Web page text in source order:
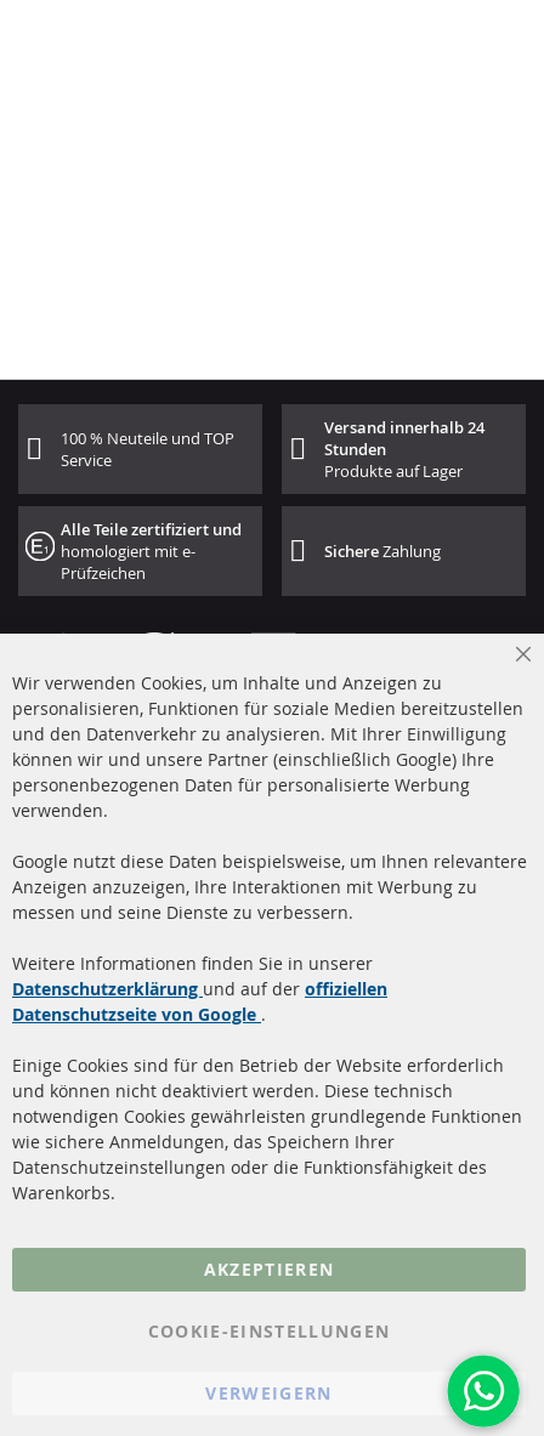
100 % Neuteile und TOP
Service
Versand innerhalb 24
Stunden
Produkte auf Lager
Alle Teile zertifiziert und
homologiert mit e-
Prüfzeichen
SichereZahlung
+49 (0) 4533 799 00 0
Mo-Do: 09-17 Uhr, Fr 09-16 Uhr
info@contra-automotive.de
facebook
instagram
Quick Links
Dieselpartikelfilter (DPF)
Dieselpartikelfilter
Katalysator (KAT)
Sensoren
FAQ
Kundenservice
Über uns
Versandkosten
Kontakt
Vertrag widerrufen
Wir verwenden Cookies, um Inhalte und Anzeigen zu
personalisieren, Funktionen für soziale Medien bereitzustellen
und den Datenverkehr zu analysieren. Mit Ihrer Einwilligung
können wir und unsere Partner (einschließlich Google) Ihre
personenbezogenen Daten für personalisierte Werbung
verwenden.
Google nutzt diese Daten beispielsweise, um Ihnen relevantere
Anzeigen anzuzeigen, Ihre Interaktionen mit Werbung zu
messen und seine Dienste zu verbessern.
Weitere Informationen finden Sie in unserer
Datenschutzerklärung und auf der offiziellen
Datenschutzseite von Google .
Einige Cookies sind für den Betrieb der Website erforderlich
und können nicht deaktiviert werden. Diese technisch
notwendigen Cookies gewährleisten grundlegende Funktionen
wie sichere Anmeldungen, das Speichern Ihrer
Datenschutzeinstellungen oder die Funktionsfähigkeit des
Warenkorbs.
AKZEPTIEREN
COOKIE-EINSTELLUNGEN
VERWEIGERN